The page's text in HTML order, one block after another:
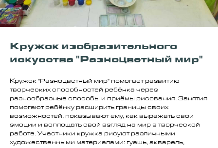
Кружок изобразительного
искусства "Разноцветный мир"
Кружок "Разноцветный мир" помогает развитию
творческих способностей ребёнка через
разнообразные способы и приёмы рисования. Занятия
помогают ребёнку расширить границы своих
возможностей, показывают ему, как выражать свои
эмоции и воплощать свой взгляд на мир в творческой
работе. Участники кружка рисуют различными
художественными материалами: гуашь, акварель,